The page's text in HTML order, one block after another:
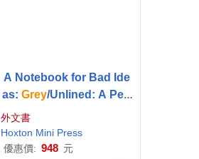
A Notebook for Bad Ide
as:Grey/Unlined: A Perf
ect Notebook in Which t
o Risk Imperfection
外文書
Hoxton Mini Press
優惠價: 948 元